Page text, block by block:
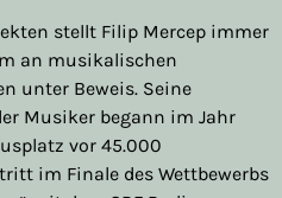
stellt Filip Mercep immer
an musikalischen
unter Beweis. Seine
Musiker begann im Jahr
vor 45.000
im Finale des Wettbewerbs